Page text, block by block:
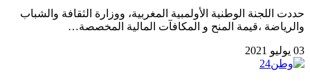
حددت اللجنة الوطنية الأولمبية المغربية، ووزارة الثقافة والشباب
والرياضة ،قيمة المنح و المكافآت المالية المخصصة…
03 يوليو 2021